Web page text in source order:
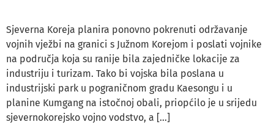
Sjeverna Koreja planira ponovno pokrenuti održavanje
vojnih vježbi na granici s Južnom Korejom i poslati vojnike
na područja koja su ranije bila zajedničke lokacije za
industriju i turizam. Tako bi vojska bila poslana u
industrijski park u pograničnom gradu Kaesongu i u
planine Kumgang na istočnoj obali, priopćilo je u srijedu
sjevernokorejsko vojno vodstvo, a […]